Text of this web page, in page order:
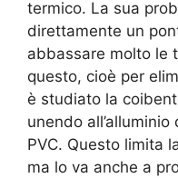
termico. La sua
direttamente un
abbassare molto le
questo, cioè per
è studiato la
unendo
PVC. Questo limita
ma lo va anche a